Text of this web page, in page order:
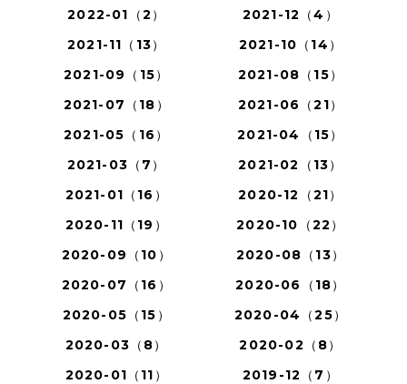
2022-01（2）
2021-12（4）
2021-11（13）
2021-10（14）
2021-09（15）
2021-08（15）
2021-07（18）
2021-06（21）
2021-05（16）
2021-04（15）
2021-03（7）
2021-02（13）
2021-01（16）
2020-12（21）
2020-11（19）
2020-10（22）
2020-09（10）
2020-08（13）
2020-07（16）
2020-06（18）
2020-05（15）
2020-04（25）
2020-03（8）
2020-02（8）
2020-01（11）
2019-12（7）